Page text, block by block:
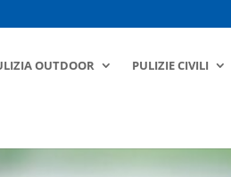
OUTDOOR PULIZIE CIVILI